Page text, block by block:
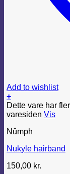
Add to wishlist
+
Dette vare har
varesiden Vis
Nûmph
Nukyle hairband
150,00 kr.